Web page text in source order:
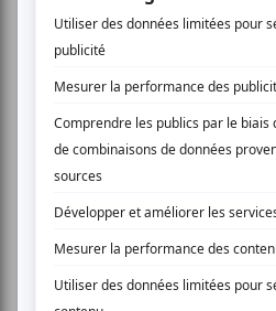
Musique Alternative Pop anglo